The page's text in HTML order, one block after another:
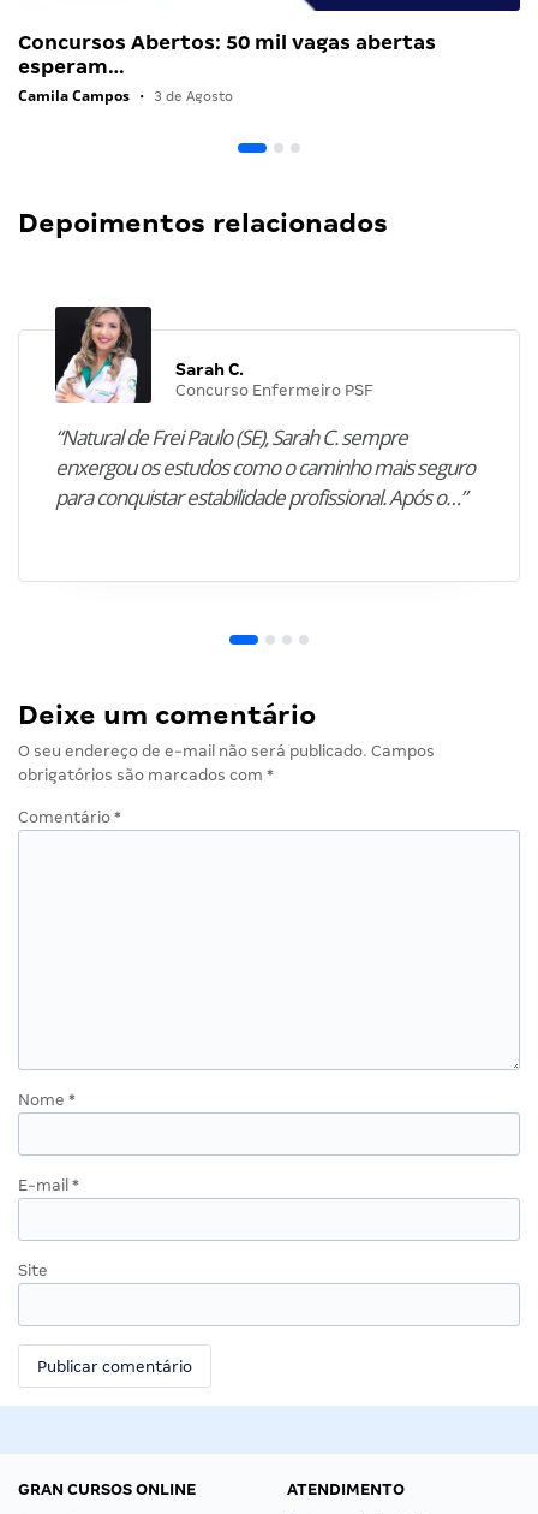
Concursos Abertos: 50 mil vagas abertas
esperam…
Camila Campos • 3 de Agosto
Depoimentos relacionados
Sarah C.
Concurso Enfermeiro PSF
“Natural de Frei Paulo (SE), Sarah C. sempre
enxergou os estudos como o caminho mais seguro
para conquistar estabilidade profissional. Após o…”
Deixe um comentário
O seu endereço de e-mail não será publicado. Campos
obrigatórios são marcados com *
Comentário *
Nome *
E-mail *
Site
GRAN CURSOS ONLINE
ATENDIMENTO